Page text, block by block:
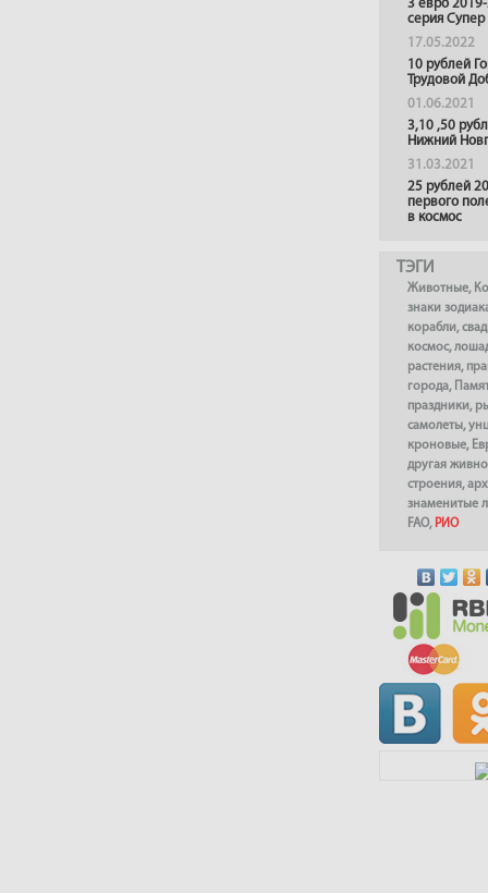
3 евро
серия
17.05.2022
10 рублей
Трудовой
01.06.2021
3,10 ,50
Нижний
31.03.2021
25 рублей
первого
в космос
ТЭГИ
Животные,
знаки
корабли,
космос,
растения,
города,
праздники,
самолеты,
кроновые,
другая
строения,
знаменитые
FAO, РИО